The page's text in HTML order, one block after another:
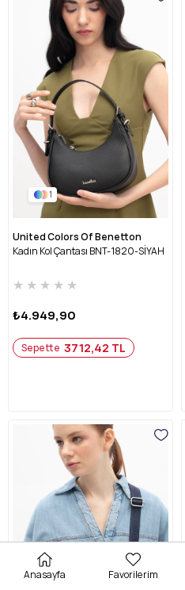
1
United Colors Of Benetton
Kadın Kol Çantası BNT-1820-SİYAH
★ ★ ★ ★ ★
₺4.949,90
Sepette 3712,42 TL
Anasayfa Favorilerim